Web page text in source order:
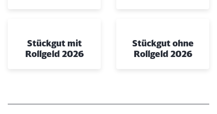
Stückgut mit
Rollgeld 2026
Stückgut ohne
Rollgeld 2026